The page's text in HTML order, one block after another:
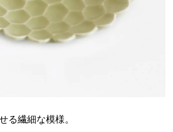
る繊細な模様。